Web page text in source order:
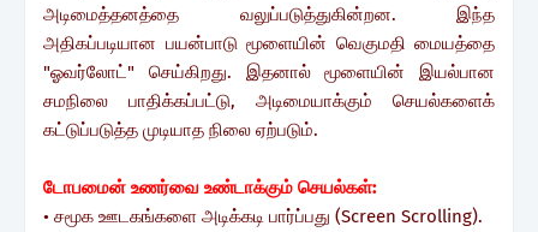
அடிமைத்தனத்தை வலுப்படுத்துகின்றன. இந்த
அதிகப்படியான பயன்பாடு மூளையின் வெகுமதி மையத்தை
"ஓவர்லோட்" செய்கிறது. இதனால் மூளையின் இயல்பான
சமநிலை பாதிக்கப்பட்டு, அடிமையாக்கும் செயல்களைக்
கட்டுப்படுத்த முடியாத நிலை ஏற்படும்.
டோபமைன் உணர்வை உண்டாக்கும் செயல்கள்:
• சமூக ஊடகங்களை அடிக்கடி பார்ப்பது (Screen Scrolling).